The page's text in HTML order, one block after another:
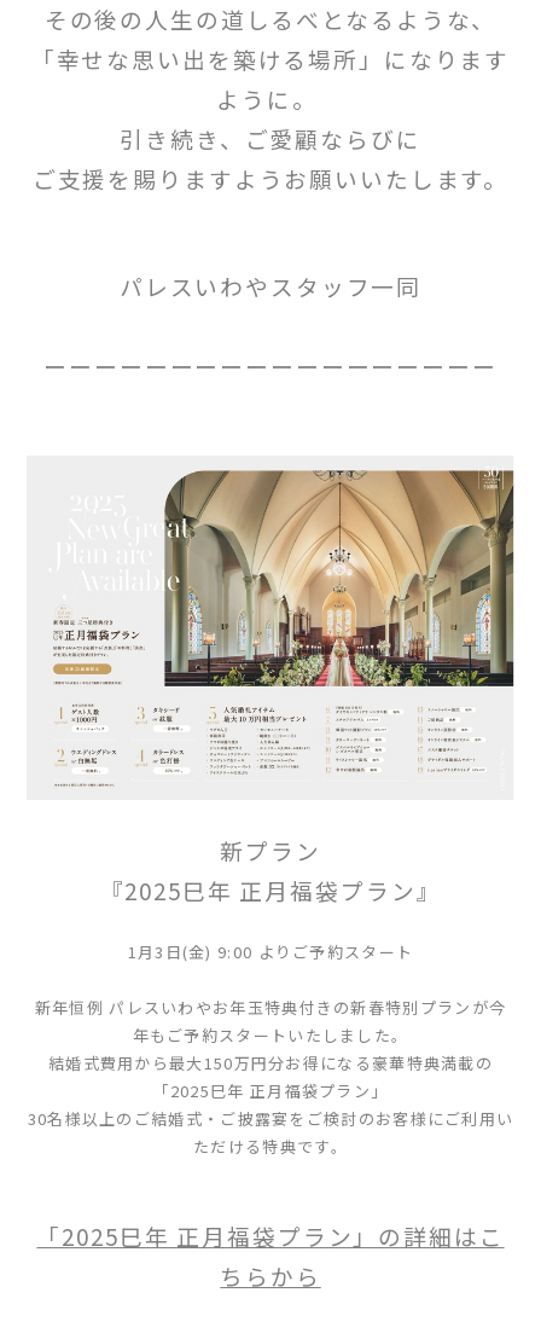
その後の人生の道しるべとなるような、
「幸せな思い出を築ける場所」になります
ように。
引き続き、ご愛顧ならびに
ご支援を賜りますようお願いいたします。
パレスいわやスタッフ一同
ーーーーーーーーーーーーーーーーーー
新プラン
『2025巳年 正月福袋プラン』
1月3日(金) 9:00 よりご予約スタート
新年恒例 パレスいわやお年玉特典付きの新春特別プランが今
年もご予約スタートいたしました。
結婚式費用から最大150万円分お得になる豪華特典満載の
「2025巳年 正月福袋プラン」
30名様以上のご結婚式・ご披露宴をご検討のお客様にご利用い
ただける特典です。
「2025巳年 正月福袋プラン」の詳細はこ
ちらから